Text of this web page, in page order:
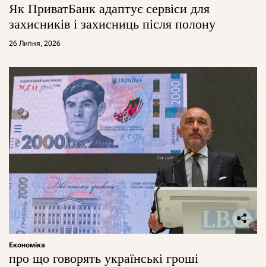
Як ПриватБанк адаптує сервіси для
захисників і захисниць після полону
26 Липня, 2026
Економіка
про що говорять українські гроші